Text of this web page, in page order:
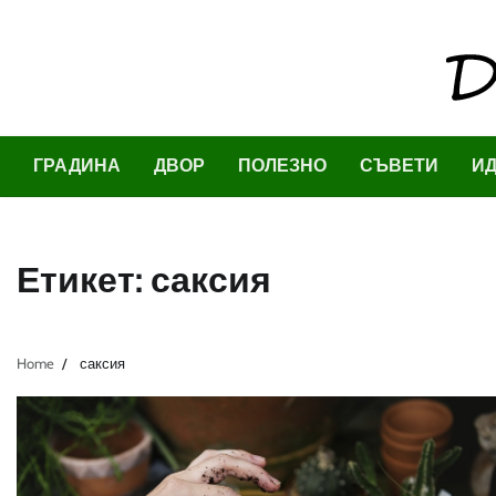
ГРАДИНА ДВОР ПОЛЕЗНО СЪВЕТИ
Етикет: саксия
Home саксия